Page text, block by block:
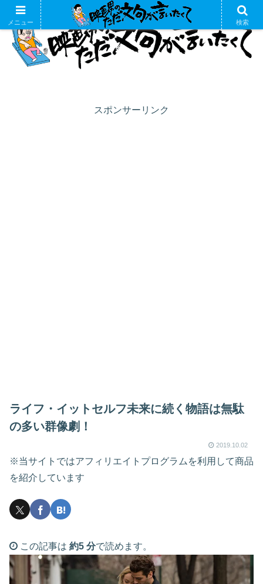
スポンサーリンク
ライフ・イットセルフ未来に続く物語は無駄
の多い群像劇！
2019.10.02
※当サイトではアフィリエイトプログラムを利用して商品
を紹介しています
この記事は 約5 分で読めます。
メニュー 検索